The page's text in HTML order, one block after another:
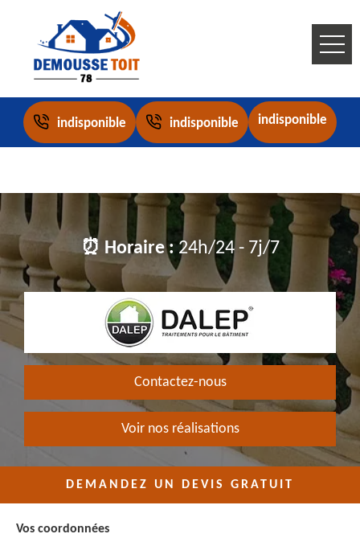
indisponible indisponible indisponible
⏰ Horaire :24h/24 - 7j/7
Contactez-nous
Voir nos réalisations
DEMANDEZ UN DEVIS GRATUIT
Vos coordonnées